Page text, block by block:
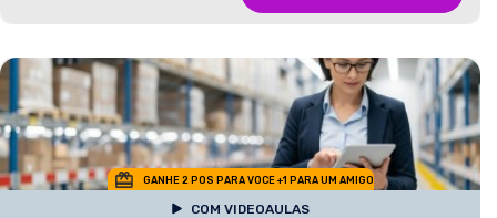
GANHE 2 POS PARA VOCE +1 PARA UM AMIGO
COM VIDEOAULAS